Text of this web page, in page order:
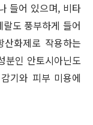
들어 있으며, 비타
도 풍부하게 들어
화제로 작용하는
분인 안토시아닌도
기와 피부 미용에